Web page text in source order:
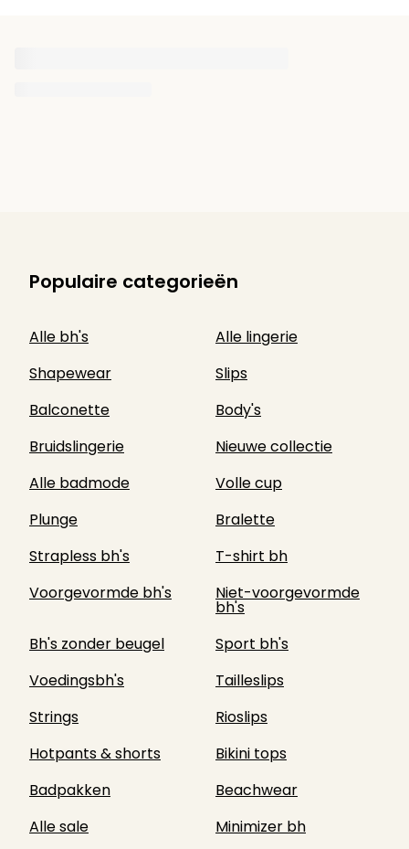
Populaire categorieën
Alle bh's
Alle lingerie
Shapewear
Slips
Balconette
Body's
Bruidslingerie
Nieuwe collectie
Alle badmode
Volle cup
Plunge
Bralette
Strapless bh's
T-shirt bh
Voorgevormde bh's
Niet-voorgevormde
bh's
Bh's zonder beugel
Sport bh's
Voedingsbh's
Tailleslips
Strings
Rioslips
Hotpants & shorts
Bikini tops
Badpakken
Beachwear
Alle sale
Minimizer bh